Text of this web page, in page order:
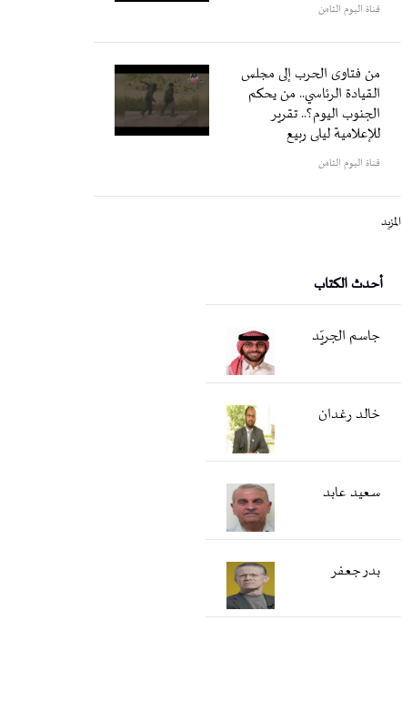
قناة اليوم الثامن
من فتاوى الحرب إلى مجلس
القيادة الرئاسي.. من يحكم
الجنوب اليوم؟.. تقرير
للإعلامية ليلى ربيع
قناة اليوم الثامن
المزيد
أحدث الكتاب
جاسم الجريّد
خالد رغدان
سعید عابد
بدر جعفر